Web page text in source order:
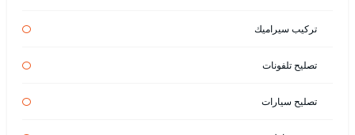
تركيب سيراميك
تصليح تلفونات
تصليح سيارات